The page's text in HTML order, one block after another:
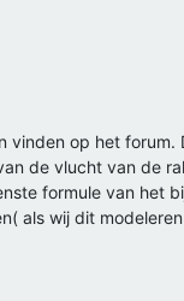
op het
de vlucht van de
formule van
als wij dit